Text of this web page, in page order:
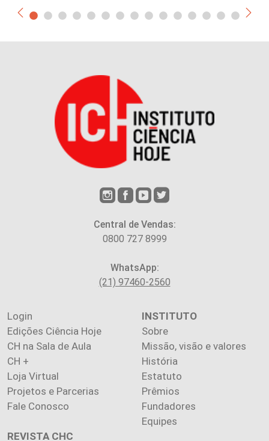
Central de Vendas:
0800 727 8999
WhatsApp:
(21) 97460-2560
Login
Edições Ciência Hoje
CH na Sala de Aula
CH +
Loja Virtual
Projetos e Parcerias
Fale Conosco
INSTITUTO
Sobre
Missão, visão e valores
História
Estatuto
Prêmios
Fundadores
Equipes
REVISTA CHC